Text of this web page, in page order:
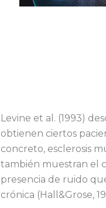
Levine et al. (1993)
obtienen ciertos
concreto, esclerosis
también muestran el
presencia de ruido
crónica (Hall&Grose,